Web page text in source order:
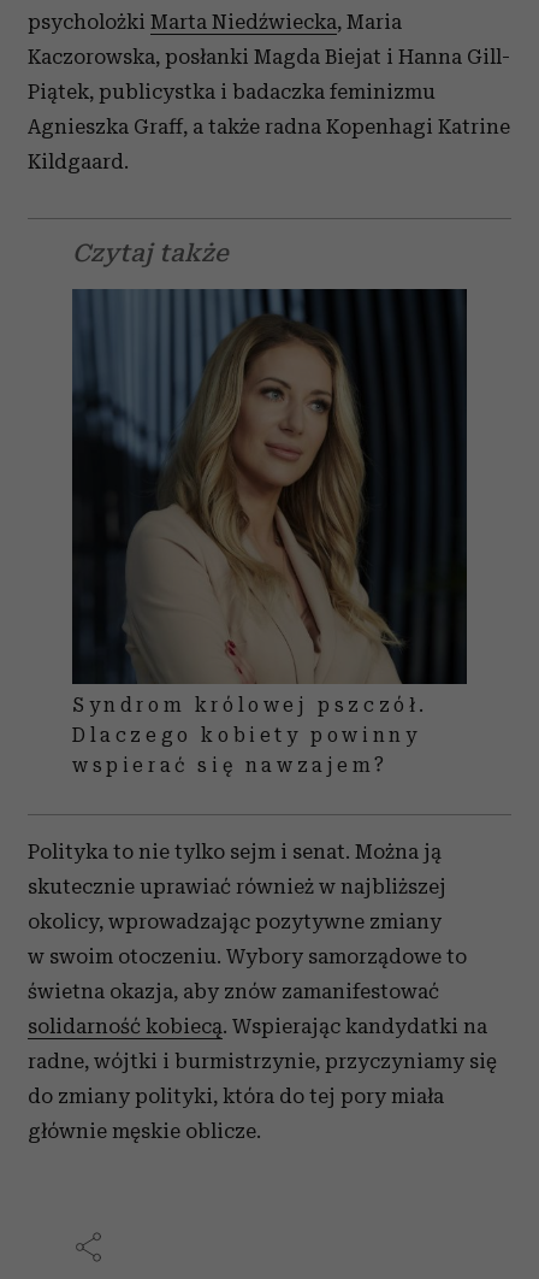
psycholożki Marta Niedźwiecka, Maria
Kaczorowska, posłanki Magda Biejat i Hanna Gill-
Piątek, publicystka i badaczka feminizmu
Agnieszka Graff, a także radna Kopenhagi Katrine
Kildgaard.
Czytaj także
Syndrom królowej pszczół.
Dlaczego kobiety powinny
wspierać się nawzajem?
Polityka to nie tylko sejm i senat. Można ją
skutecznie uprawiać również w najbliższej
okolicy, wprowadzając pozytywne zmiany
w swoim otoczeniu. Wybory samorządowe to
świetna okazja, aby znów zamanifestować
solidarność kobiecą. Wspierając kandydatki na
radne, wójtki i burmistrzynie, przyczyniamy się
do zmiany polityki, która do tej pory miała
głównie męskie oblicze.